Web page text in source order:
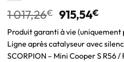
1 017,26€ 915,54€
Produit garanti à vie
Ligne après catalyseur avec
SCORPION – Mini Cooper S R56 /